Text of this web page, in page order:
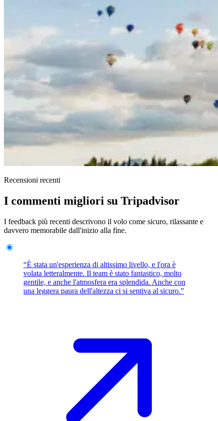
Recensioni recenti
I commenti migliori su Tripadvisor
I feedback più recenti descrivono il volo come sicuro, rilassante e
davvero memorabile dall'inizio alla fine.
“È stata un'esperienza di altissimo livello, e l'ora è
volata letteralmente. Il team è stato fantastico, molto
gentile, e anche l'atmosfera era splendida. Anche con
una leggera paura dell'altezza ci si sentiva al sicuro.”